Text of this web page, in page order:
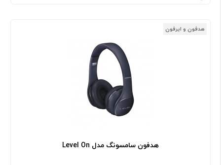
هدفون و ایرفون
هدفون سامسونگ مدل Level On